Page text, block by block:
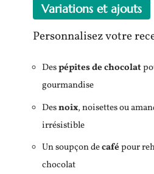
Variations et ajouts
Personnalisez votre
Despépites de chocolat
gourmandise
Desnoix, noisettes ou
irrésistible
Un soupçon decafépour
chocolat